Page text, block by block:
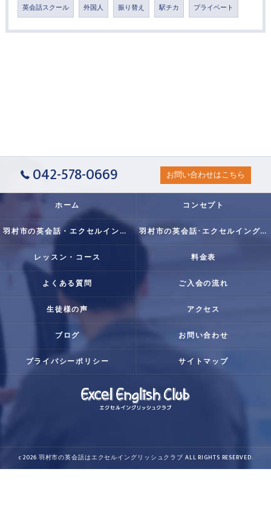
英会話スクール 外国人 振り替え 駅チカ プライベート
042-578-0669 お問い合わせはこちら
ホーム コンセプト
羽村市の英会話・エクセルイングリッシュクラブの口コミ情報 羽村市の英会話･エクセルイングリッシュクラブの評判
レッスン・コース 料金表
よくある質問 ご入会の流れ
生徒様の声 アクセス
ブログ お問い合わせ
プライバシーポリシー サイトマップ
c 2026 羽村市の英会話はエクセルイングリッシュクラブ ALL RIGHTS RESERVED.